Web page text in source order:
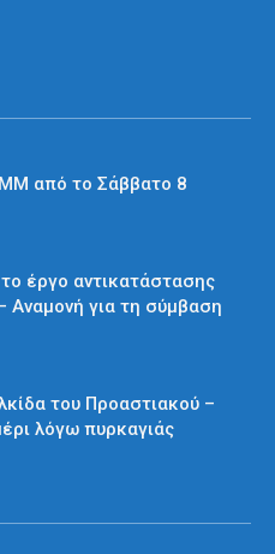
από το Σάββατο 8
έργο αντικατάστασης
Αναμονή για τη σύμβαση
του Προαστιακού –
λόγω πυρκαγιάς